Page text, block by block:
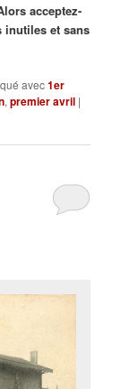
acceptez-
inutiles et sans
avec1er
,premier avril |